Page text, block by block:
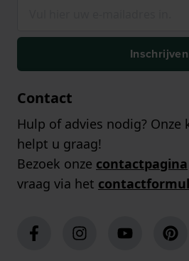
Inschrijven
Contact
Hulp of advies nodig? Onze
helpt u graag!
Bezoek onze contactpagina
vraag via het